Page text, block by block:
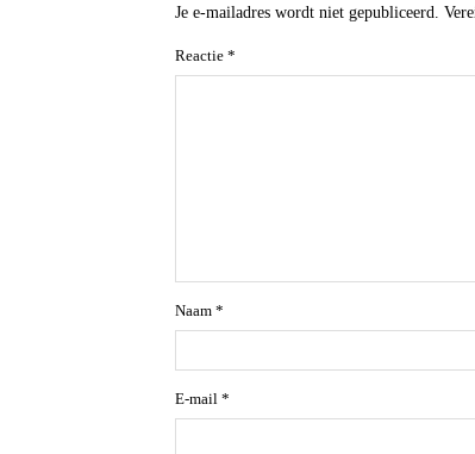
Je e-mailadres wordt niet gepubliceerd.
Reactie *
Naam *
E-mail *